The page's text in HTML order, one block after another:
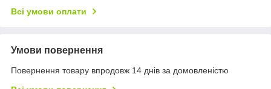
Всі умови оплати
Умови повернення
Повернення товару впродовж 14 днів за домовленістю